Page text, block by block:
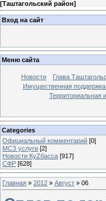
[Таштагольский район]
Вход на сайт
Меню сайта
Новости Глава
Имущественная
Территориальная
Categories
Официальный комментарий [0]
МСЗ услуги [2]
Новости КуZбасса [917]
СФР [628]
Главная » 2012 » Август » 06